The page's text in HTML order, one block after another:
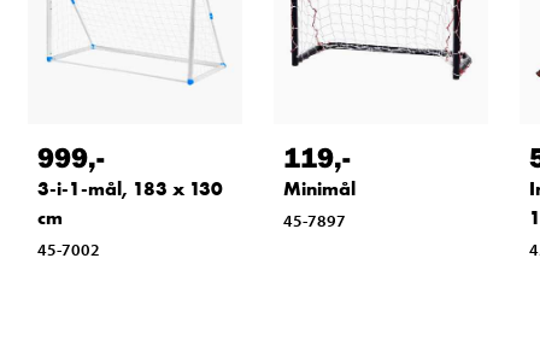
999,-
3-i-1-mål, 183 x 130
cm
45-7002
119,-
Minimål
45-7897